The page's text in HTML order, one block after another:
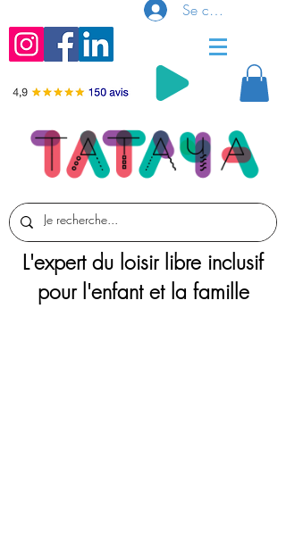
Se connecter
L'expert du loisir libre inclusif
pour l'enfant et la famille